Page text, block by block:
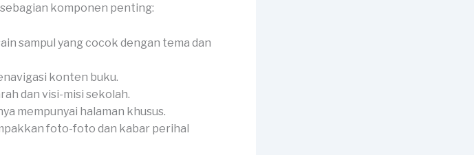
komponen penting:
sampul yang cocok dengan tema dan
konten buku.
dan visi-misi sekolah.
mempunyai halaman khusus.
foto-foto dan kabar perihal